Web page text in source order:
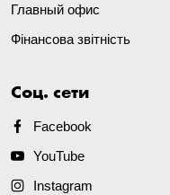
Главный офис
Фінансова звітність
Соц. сети
Facebook
YouTube
Instagram